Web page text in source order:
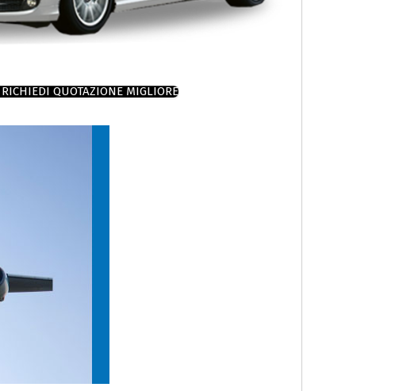
RICHIEDI QUOTAZIONE MIGLIORE